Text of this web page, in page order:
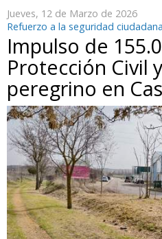
Jueves, 12 de Marzo de 2026
Refuerzo a la seguridad ciudadana
Impulso de
Protección Civil
peregrino en